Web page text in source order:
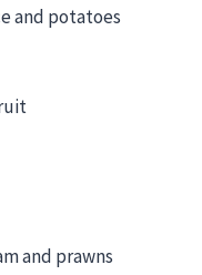
and potatoes
and prawns